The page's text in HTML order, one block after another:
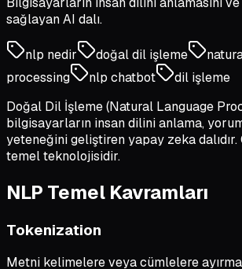
sağlayan AI dalı.
nlp nedir doğal dil işleme
processing
nlp chatbot
dil işleme
Doğal Dil İşleme (Natural Language
bilgisayarların insan dilini anlama,
yeteneğini geliştiren yapay zeka dalıdır.
temel teknolojisidir.
NLP Temel Kavramları
Tokenization
Metni kelimelere veya cümlelere